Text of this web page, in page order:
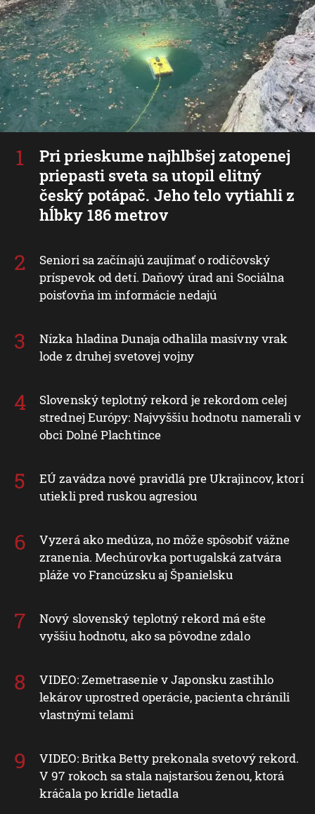
Pri prieskume najhlbšej zatopenej
priepasti sveta sa utopil elitný
český potápač. Jeho telo vytiahli z
hĺbky 186 metrov
Seniori sa začínajú zaujímať o rodičovský
príspevok od detí. Daňový úrad ani Sociálna
poisťovňa im informácie nedajú
Nízka hladina Dunaja odhalila masívny vrak
lode z druhej svetovej vojny
Slovenský teplotný rekord je rekordom celej
strednej Európy: Najvyššiu hodnotu namerali v
obci Dolné Plachtince
EÚ zavádza nové pravidlá pre Ukrajincov, ktorí
utiekli pred ruskou agresiou
Vyzerá ako medúza, no môže spôsobiť vážne
zranenia. Mechúrovka portugalská zatvára
pláže vo Francúzsku aj Španielsku
Nový slovenský teplotný rekord má ešte
vyššiu hodnotu, ako sa pôvodne zdalo
VIDEO: Zemetrasenie v Japonsku zastihlo
lekárov uprostred operácie, pacienta chránili
vlastnými telami
VIDEO: Britka Betty prekonala svetový rekord.
V 97 rokoch sa stala najstaršou ženou, ktorá
kráčala po krídle lietadla